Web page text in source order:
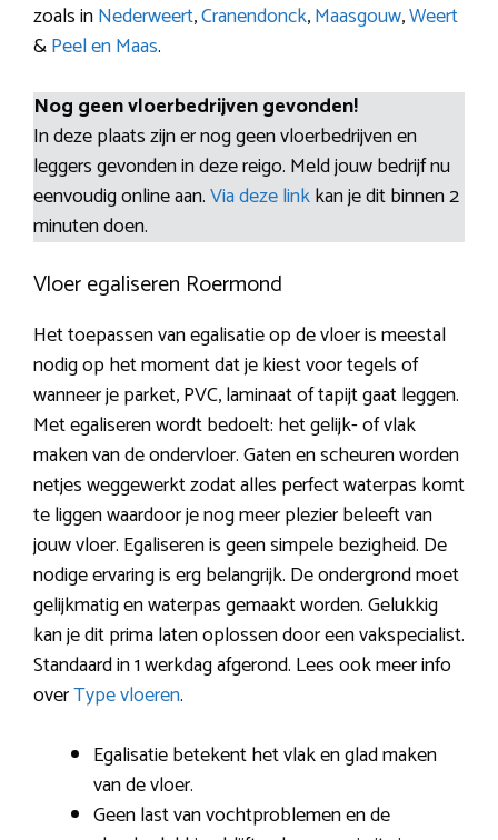
zoals inNederweert,Cranendonck,Maasgouw,Weert
&Peel en Maas.
Nog geen vloerbedrijven gevonden!
In deze plaats zijn er nog geen vloerbedrijven en
leggers gevonden in deze reigo. Meld jouw bedrijf nu
eenvoudig online aan.Via deze linkkan je dit binnen 2
minuten doen.
Vloer egaliseren Roermond
Het toepassen van egalisatie op de vloer is meestal
nodig op het moment dat je kiest voor tegels of
wanneer je parket, PVC, laminaat of tapijt gaat leggen.
Met egaliseren wordt bedoelt: het gelijk- of vlak
maken van de ondervloer. Gaten en scheuren worden
netjes weggewerkt zodat alles perfect waterpas komt
te liggen waardoor je nog meer plezier beleeft van
jouw vloer. Egaliseren is geen simpele bezigheid. De
nodige ervaring is erg belangrijk. De ondergrond moet
gelijkmatig en waterpas gemaakt worden. Gelukkig
kan je dit prima laten oplossen door een vakspecialist.
Standaard in 1 werkdag afgerond. Lees ook meer info
overType vloeren.
Egalisatie betekent het vlak en glad maken
van de vloer.
Geen last van vochtproblemen en de